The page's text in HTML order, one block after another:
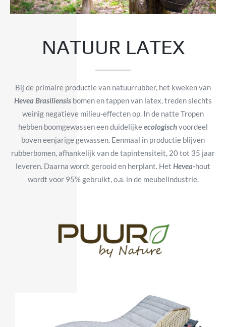
NATUUR LATEX
Bij de primaire productie van natuurrubber, het kweken van
Hevea Brasiliensis bomen en tappen van latex, treden slechts
weinig negatieve milieu-effecten op. In de natte Tropen
hebben boomgewassen een duidelijkeecologischvoordeel
boven eenjarige gewassen. Eenmaal in productie blijven
rubberbomen, afhankelijk van de tapintensiteit, 20 tot 35 jaar
leveren. Daarna wordt gerooid en herplant. Het Hevea-hout
wordt voor 95% gebruikt, o.a. in de meubelindustrie.